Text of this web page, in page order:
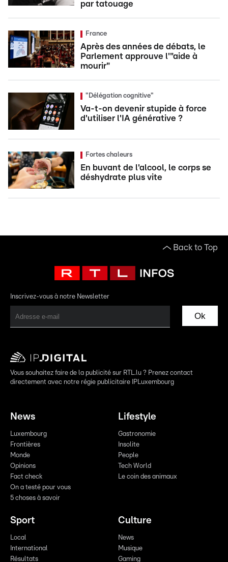
par tatouage
France
Après des années de débats, le
Parlement approuve l'"aide à
mourir"
"Délégation cognitive"
Va-t-on devenir stupide à force
d'utiliser l'IA générative ?
Fortes chaleurs
En buvant de l'alcool, le corps se
déshydrate plus vite
Back to Top
Inscrivez-vous à notre Newsletter
Ok
Vous souhaitez faire de la publicité sur RTL.lu ? Prenez contact
directement avec notre régie publicitaire IPLuxembourg
News
Luxembourg
Frontières
Monde
Opinions
Fact check
On a testé pour vous
5 choses à savoir
Lifestyle
Gastronomie
Insolite
People
Tech World
Le coin des animaux
Sport
Local
International
Résultats
Culture
News
Musique
Gaming